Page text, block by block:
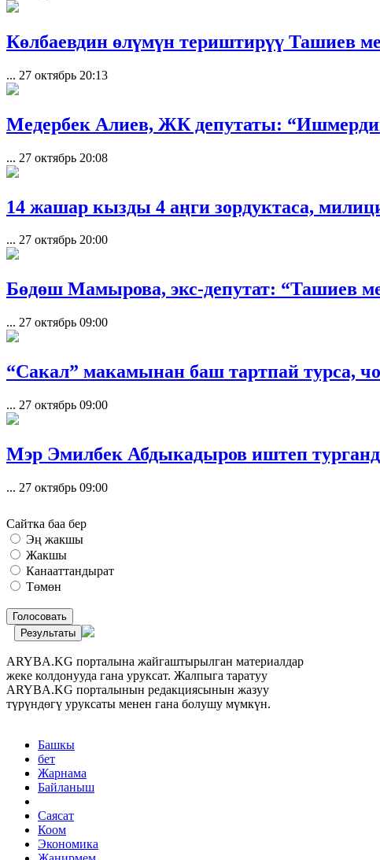
Көлбаевдин өлүмүн териштирүү Ташиев
... 27 октябрь 20:13
Медербек Алиев, ЖК депутаты:
... 27 октябрь 20:08
14 жашар кызды 4 аңги зордуктаса,
... 27 октябрь 20:00
Бөдөш Мамырова, экс-депутат: “Ташиев
... 27 октябрь 09:00
“Сакал” макамынан баш тартпай турса,
... 27 октябрь 09:00
Мэр Эмилбек Абдыкадыров иштеп
... 27 октябрь 09:00
Сайтка баа бер
Эң жакшы
Жакшы
Канааттандырат
Төмөн
Голосовать
Результаты
ARYBA.KG порталына жайгаштырылган материалдар
жеке колдонууда гана уруксат. Жалпыга таратуу
ARYBA.KG порталынын редакциясынын жазуу
түрүндөгү уруксаты менен гана болушу мүмкүн.
Башкы
бет
Жарнама
Байланыш
Саясат
Коом
Экономика